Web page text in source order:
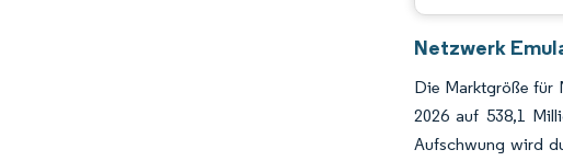
Netzwerk
Die Marktgröße für
2026 auf 538,1
Aufschwung wird